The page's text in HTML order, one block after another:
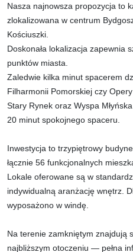
Nasza najnowsza propozycja to
zlokalizowana w centrum
Kościuszki.
Doskonała lokalizacja zapewnia
punktów miasta.
Zaledwie kilka minut spacerem
Filharmonii Pomorskiej czy Opery
Stary Rynek oraz Wyspa
20 minut spokojnego spaceru.
Inwestycja to trzypiętrowy
łącznie 56 funkcjonalnych
Lokale oferowane są w
indywidualną aranżację wnętrz.
wyposażono w windę.
Na terenie zamkniętym znajdują
najbliższym otoczeniu — pełna